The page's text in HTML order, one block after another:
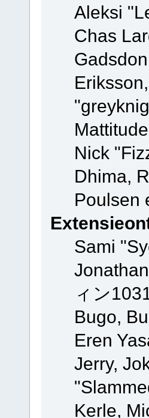
Aleksi
Chas
Nick
Dhima,
Poulsen
Sami
ィン
Bugo,
Eren
Jerry,
Kerle,